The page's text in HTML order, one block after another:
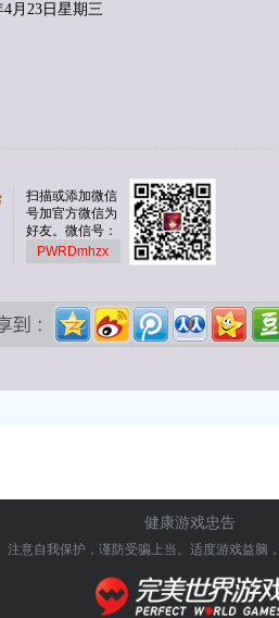
4月23日 星期三
扫描或添加微信
号加官方微信为
好友。微信号：
PWRDmhzx
健康游戏忠告
意自我保护，谨防受骗上当。 适度游戏益脑